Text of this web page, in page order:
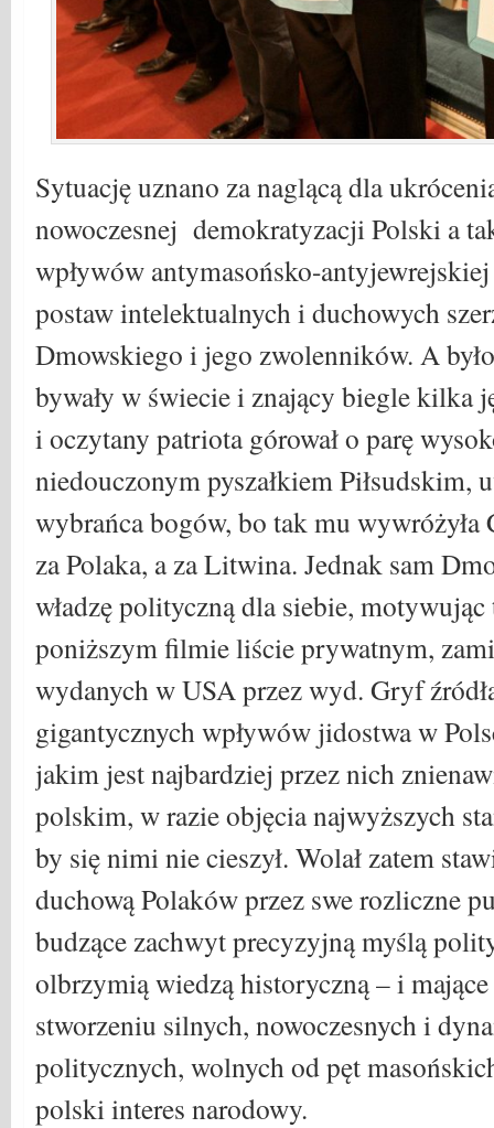
Sytuację uznano za naglącą dla
nowoczesnej demokratyzacji Polski a
wpływów antymasońsko-
postaw intelektualnych i duchowych
Dmowskiego i jego zwolenników. A
bywały w świecie i znający biegle kilka
i oczytany patriota górował o parę
niedouczonym pyszałkiem Piłsudskim,
wybrańca bogów, bo tak mu wywróżyła
za Polaka, a za Litwina. Jednak sam
władzę polityczną dla siebie,
poniższym filmie liście prywatnym,
wydanych w USA przez wyd. Gryf
gigantycznych wpływów jidostwa w
jakim jest najbardziej przez nich
polskim, w razie objęcia najwyższych
by się nimi nie cieszył. Wolał zatem
duchową Polaków przez swe rozliczne
budzące zachwyt precyzyjną myślą
olbrzymią wiedzą historyczną – i
stworzeniu silnych, nowoczesnych i
politycznych, wolnych od pęt
polski interes narodowy.